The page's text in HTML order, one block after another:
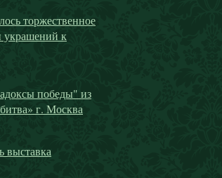
торжественное
украшений к
победы" из
г. Москва
выставка